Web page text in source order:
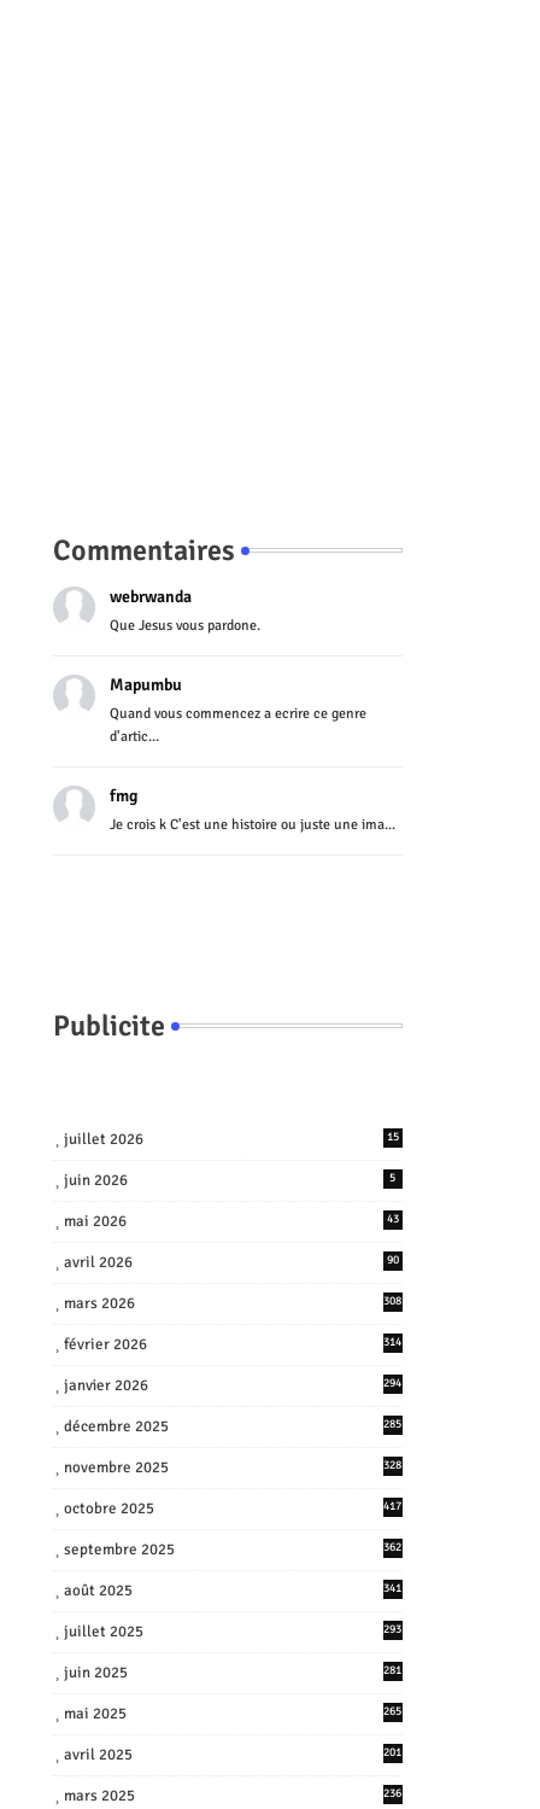
Commentaires
webrwanda
Que Jesus vous pardone.
Mapumbu
Quand vous commencez a ecrire ce genre
d'artic...
fmg
Je crois k C'est une histoire ou juste une ima...
Publicite
juillet 2026 15
juin 2026 5
mai 2026 43
avril 2026 90
mars 2026 308
février 2026 314
janvier 2026 294
décembre 2025 285
novembre 2025 328
octobre 2025 417
septembre 2025 362
août 2025 341
juillet 2025 293
juin 2025 281
mai 2025 265
avril 2025 201
mars 2025 236